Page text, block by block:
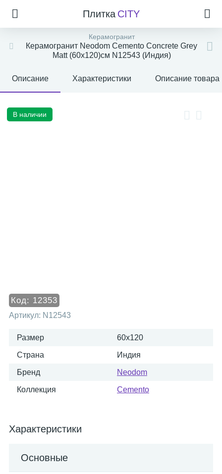
Плитка CITY
Керамогранит
Керамогранит Neodom Cemento Concrete Grey
Matt (60x120)см N12543 (Индия)
Описание Характеристики Описание товара
В наличии
Код: 12353
Артикул: N12543
Размер 60x120
Страна Индия
Бренд Neodom
Коллекция Cemento
Характеристики
Основные